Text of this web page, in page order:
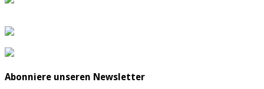
Abonniere unseren Newsletter